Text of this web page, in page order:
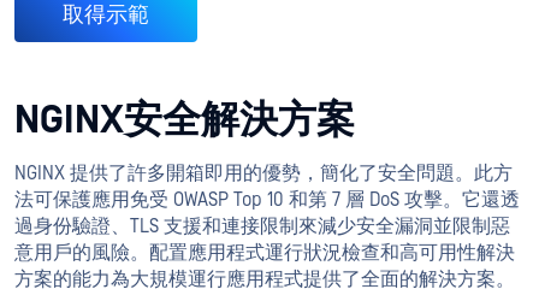
取得示範
NGINX安全解決方案
NGINX 提供了許多開箱即用的優勢，簡化了安全問題。此方
法可保護應用免受 OWASP Top 10 和第 7 層 DoS 攻擊。它還透
過身份驗證、TLS 支援和連接限制來減少安全漏洞並限制惡
意用戶的風險。配置應用程式運行狀況檢查和高可用性解決
方案的能力為大規模運行應用程式提供了全面的解決方案。